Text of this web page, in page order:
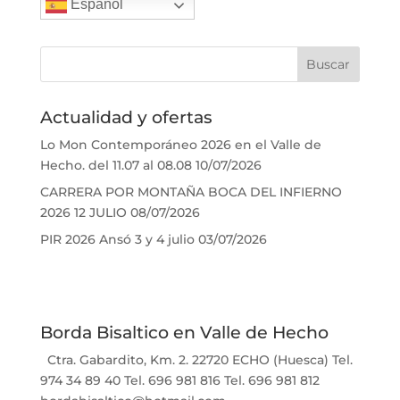
Español
Actualidad y ofertas
Lo Mon Contemporáneo 2026 en el Valle de
Hecho. del 11.07 al 08.08 10/07/2026
CARRERA POR MONTAÑA BOCA DEL INFIERNO
2026 12 JULIO 08/07/2026
PIR 2026 Ansó 3 y 4 julio 03/07/2026
Borda Bisaltico en Valle de Hecho
Ctra. Gabardito, Km. 2. 22720 ECHO (Huesca) Tel.
974 34 89 40 Tel. 696 981 816 Tel. 696 981 812